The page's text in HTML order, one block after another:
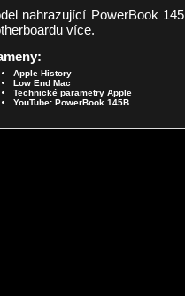
nahrazující PowerBook
více.
Apple History
Low End Mac
Technické parametry Apple
YouTube: PowerBook 145B